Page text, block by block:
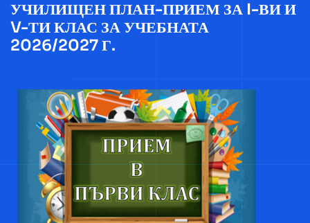
УЧИЛИЩЕН ПЛАН-ПРИЕМ ЗА I-ВИ И
V-ТИ КЛАС ЗА УЧЕБНАТА
2026/2027 Г.